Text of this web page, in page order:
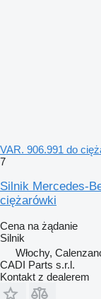
VAR. 906.991 do
7
Silnik Mercedes-
ciężarówki
Cena na żądanie
Silnik
Włochy,
CADI Parts s.r.l.
Kontakt z dealerem